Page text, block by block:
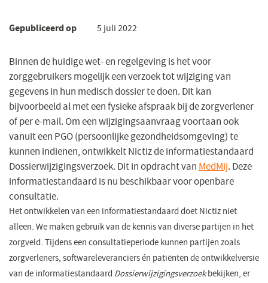
Gepubliceerd op 5 juli 2022
Binnen de huidige wet- en regelgeving is het voor
zorggebruikers mogelijk een verzoek tot wijziging van
gegevens in hun medisch dossier te doen. Dit kan
bijvoorbeeld al met een fysieke afspraak bij de zorgverlener
of per e-mail. Om een wijzigingsaanvraag voortaan ook
vanuit een PGO (persoonlijke gezondheidsomgeving) te
kunnen indienen, ontwikkelt Nictiz de informatiestandaard
Dossierwijzigingsverzoek. Dit in opdracht van MedMij(opent
in
nieuw
venster)
. Deze
informatiestandaard is nu beschikbaar voor openbare
consultatie.
Het ontwikkelen van een informatiestandaard doet Nictiz niet
alleen. We maken gebruik van de kennis van diverse partijen in het
zorgveld. Tijdens een consultatieperiode kunnen partijen zoals
zorgverleners, softwareleveranciers én patiënten de ontwikkelversie
van de informatiestandaard Dossierwijzigingsverzoekbekijken, er